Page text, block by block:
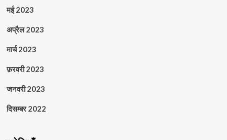
मई 2023
अप्रैल 2023
मार्च 2023
फ़रवरी 2023
जनवरी 2023
दिसम्बर 2022